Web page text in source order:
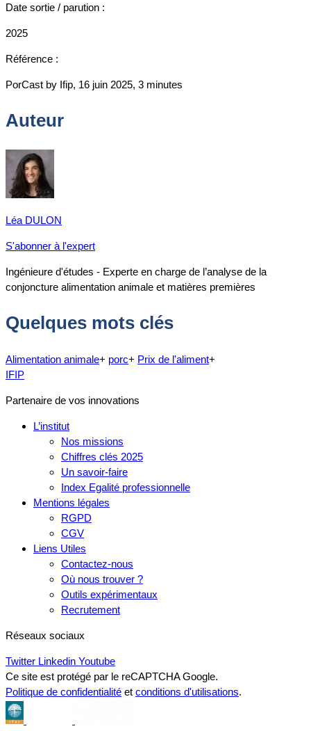
Date sortie / parution :
2025
Référence :
PorCast by Ifip, 16 juin 2025, 3 minutes
Auteur
Léa DULON
S'abonner à l'expert
Ingénieure d'études - Experte en charge de l’analyse de la
conjoncture alimentation animale et matières premières
Quelques mots clés
Alimentation animale+ porc+ Prix de l'aliment+
IFIP
Partenaire de vos innovations
L’institut
Nos missions
Chiffres clés 2025
Un savoir-faire
Index Egalité professionnelle
Mentions légales
RGPD
CGV
Liens Utiles
Contactez-nous
Où nous trouver ?
Outils expérimentaux
Recrutement
Réseaux sociaux
Twitter Linkedin Youtube
Ce site est protégé par le reCAPTCHA Google.
Politique de confidentialité et conditions d'utilisations.